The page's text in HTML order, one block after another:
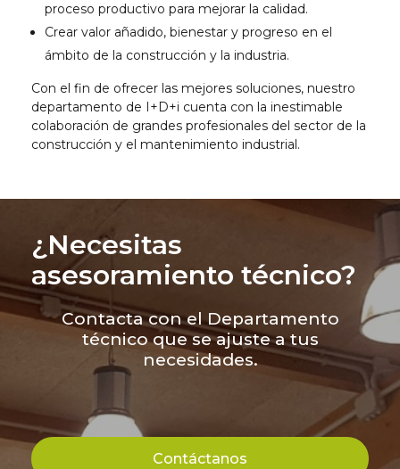
proceso productivo para mejorar la calidad.
Crear valor añadido, bienestar y progreso en el
ámbito de la construcción y la industria.
Con el fin de ofrecer las mejores soluciones, nuestro
departamento de I+D+i cuenta con la inestimable
colaboración de grandes profesionales del sector de la
construcción y el mantenimiento industrial.
¿Necesitas
asesoramiento técnico?
Contacta con el Departamento
técnico que se ajuste a tus
necesidades.
Contáctanos